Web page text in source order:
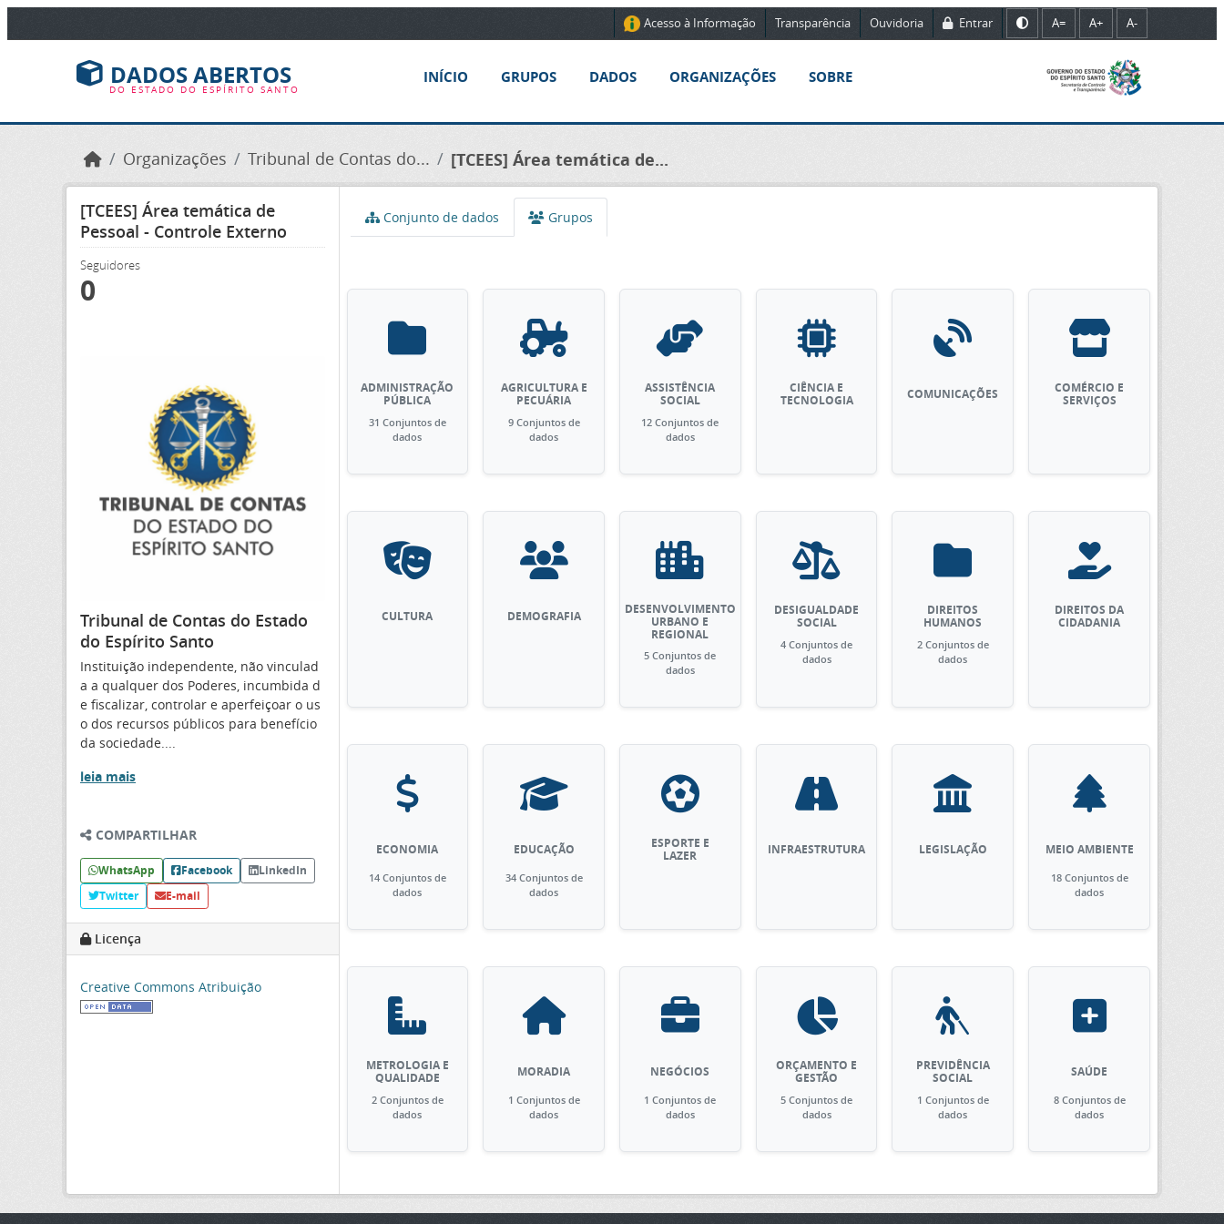
Ir para o conteúdo principal
Acesso à Informação Transparência Ouvidoria Entrar A= A+ A-
DADOS ABERTOS
DO ESTADO DO ESPÍRITO SANTO
INÍCIO GRUPOS DADOS ORGANIZAÇÕES SOBRE
Organizações Tribunal de Contas do... [TCEES] Área temática de...
[TCEES] Área temática de
Pessoal - Controle Externo
Seguidores
0
Tribunal de Contas do Estado
do Espírito Santo
Instituição independente, não vinculad
a a qualquer dos Poderes, incumbida d
e fiscalizar, controlar e aperfeiçoar o us
o dos recursos públicos para benefício
da sociedade....
leia mais
COMPARTILHAR
WhatsApp Facebook
LinkedIn
Twitter
E-mail
Licença
Creative Commons Atribuição
Conjunto de dados Grupos
ADMINISTRAÇÃO
PÚBLICA
31 Conjuntos de
dados
AGRICULTURA E
PECUÁRIA
9 Conjuntos de
dados
ASSISTÊNCIA
SOCIAL
12 Conjuntos de
dados
CIÊNCIA E
TECNOLOGIA
COMUNICAÇÕES
COMÉRCIO E
SERVIÇOS
CULTURA DEMOGRAFIA
DESENVOLVIMENTO
URBANO E
REGIONAL
5 Conjuntos de
dados
DESIGUALDADE
SOCIAL
4 Conjuntos de
dados
DIREITOS
HUMANOS
2 Conjuntos de
dados
DIREITOS DA
CIDADANIA
ECONOMIA
14 Conjuntos de
dados
EDUCAÇÃO
34 Conjuntos de
dados
ESPORTE E
LAZER
INFRAESTRUTURA LEGISLAÇÃO MEIO AMBIENTE
18 Conjuntos de
dados
METROLOGIA E
QUALIDADE
2 Conjuntos de
dados
MORADIA
1 Conjuntos de
dados
NEGÓCIOS
1 Conjuntos de
dados
ORÇAMENTO E
GESTÃO
5 Conjuntos de
dados
PREVIDÊNCIA
SOCIAL
1 Conjuntos de
dados
SAÚDE
8 Conjuntos de
dados